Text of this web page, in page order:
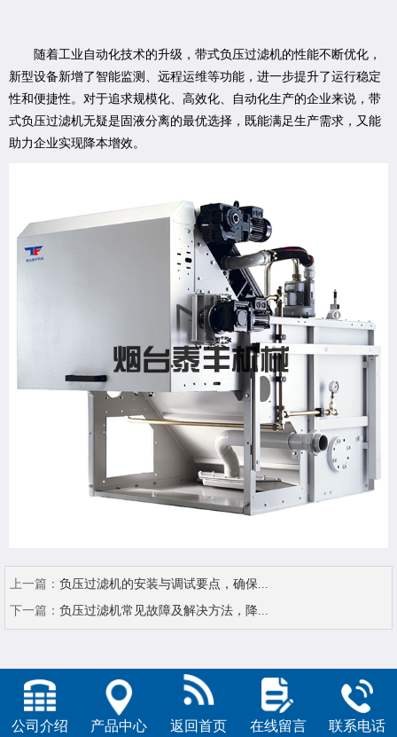
随着工业自动化技术的升级，带式负压过滤机的性能不断优化，
新型设备新增了智能监测、远程运维等功能，进一步提升了运行稳定
性和便捷性。对于追求规模化、高效化、自动化生产的企业来说，带
式负压过滤机无疑是固液分离的最优选择，既能满足生产需求，又能
助力企业实现降本增效。
上一篇： 负压过滤机的安装与调试要点，确保...
下一篇： 负压过滤机常见故障及解决方法，降...
公司介绍 产品中心 返回首页 在线留言 联系电话